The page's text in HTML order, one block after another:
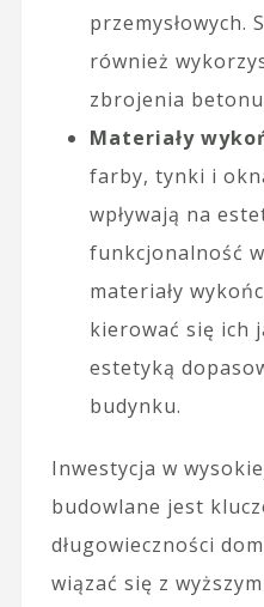
przemysłowych.
również
zbrojenia
Materiały
farby, tynki i
wpływają na
funkcjonalność
materiały
kierować się ich
estetyką
budynku.
Inwestycja w
budowlane jest
długowieczności
wiązać się z